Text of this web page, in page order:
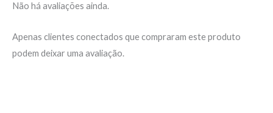
Não há avaliações ainda.
Apenas clientes conectados que compraram este produto
podem deixar uma avaliação.